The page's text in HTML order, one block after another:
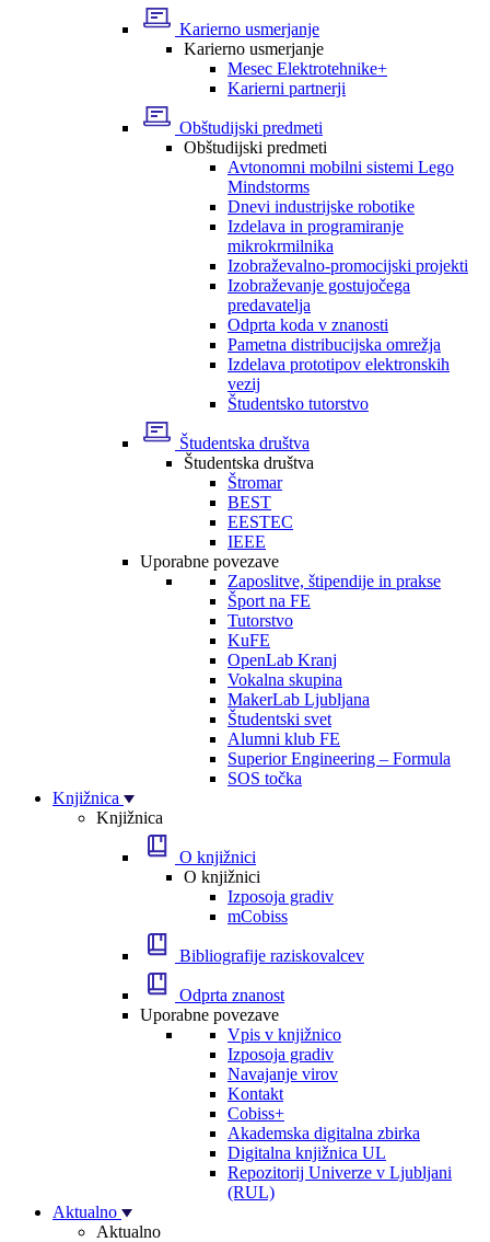
Karierno usmerjanje
Karierno usmerjanje
Mesec Elektrotehnike+
Karierni partnerji
Obštudijski predmeti
Obštudijski predmeti
Avtonomni mobilni sistemi Lego
Mindstorms
Dnevi industrijske robotike
Izdelava in programiranje
mikrokrmilnika
Izobraževalno-promocijski projekti
Izobraževanje gostujočega
predavatelja
Odprta koda v znanosti
Pametna distribucijska omrežja
Izdelava prototipov elektronskih
vezij
Študentsko tutorstvo
Študentska društva
Študentska društva
Štromar
BEST
EESTEC
IEEE
Uporabne povezave
Zaposlitve, štipendije in prakse
Šport na FE
Tutorstvo
KuFE
OpenLab Kranj
Vokalna skupina
MakerLab Ljubljana
Študentski svet
Alumni klub FE
Superior Engineering – Formula
SOS točka
Knjižnica
Knjižnica
O knjižnici
O knjižnici
Izposoja gradiv
mCobiss
Bibliografije raziskovalcev
Odprta znanost
Uporabne povezave
Vpis v knjižnico
Izposoja gradiv
Navajanje virov
Kontakt
Cobiss+
Akademska digitalna zbirka
Digitalna knjižnica UL
Repozitorij Univerze v Ljubljani
(RUL)
Aktualno
Aktualno